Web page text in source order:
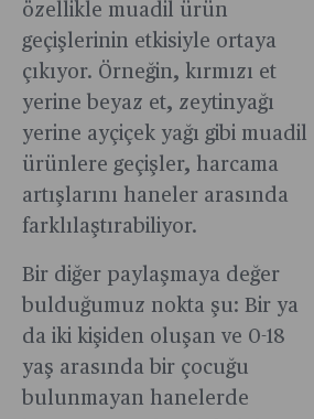
özellikle muadil ürün
geçişlerinin etkisiyle ortaya
çıkıyor. Örneğin, kırmızı et
yerine beyaz et, zeytinyağı
yerine ayçiçek yağı gibi muadil
ürünlere geçişler, harcama
artışlarını haneler arasında
farklılaştırabiliyor.
Bir diğer paylaşmaya değer
bulduğumuz nokta şu: Bir ya
da iki kişiden oluşan ve 0-18
yaş arasında bir çocuğu
bulunmayan hanelerde